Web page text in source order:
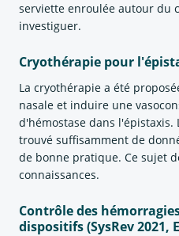
serviette enroulée autour du
investiguer.
Cryothérapie pour
La cryothérapie a été
nasale et induire une
d'hémostase dans l'épistaxis.
trouvé suffisamment de
de bonne pratique. Ce sujet
connaissances.
Contrôle des
dispositifs (SysRev 2021,